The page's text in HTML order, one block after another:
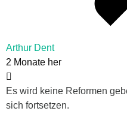
Arthur Dent
2 Monate her
Es wird keine Reformen
sich fortsetzen.